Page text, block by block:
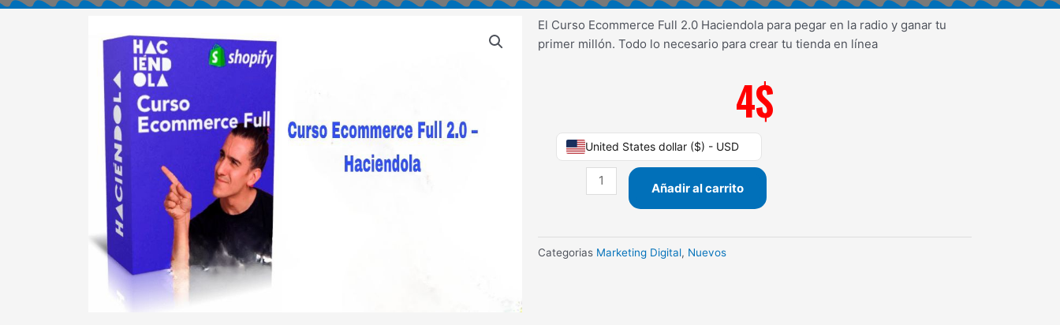
El Curso Ecommerce Full 2.0 Haciendola para pegar en la radio y ganar tu
primer millón. Todo lo necesario para crear tu tienda en línea
4$
United States dollar ($) - USD
Curso
Ecommerce
cantidad
Añadir al carrito
Categorias Marketing Digital, Nuevos